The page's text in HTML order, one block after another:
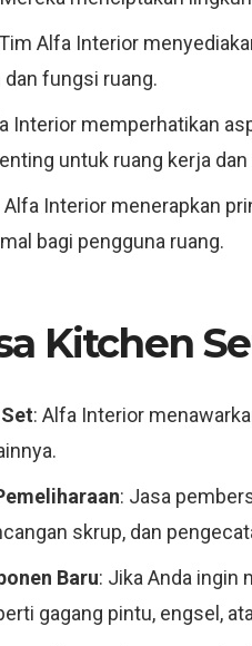
Alfa Interior
fungsi ruang.
Interior memperhatikan
untuk ruang kerja dan
Alfa Interior menerapkan
bagi pengguna ruang.
Kitchen
: Alfa Interior
: Jasa
skrup, dan
Baru: Jika Anda ingin
gagang pintu, engsel,